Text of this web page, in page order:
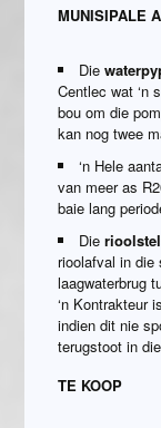
MUNISIPALE
Die
Centlec wat ‘n
bou om die
kan nog twee
‘n Hele
van meer as
baie lang
Die
rioolafval in die
laagwaterbrug
‘n Kontrakteur
indien dit nie
terugstoot in
TE KOOP